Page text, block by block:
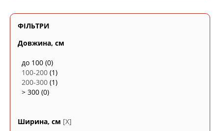
ФІЛЬТРИ
Довжина, см
до 100 (0)
100-200 (1)
200-300 (1)
> 300 (0)
Ширина, см [X]